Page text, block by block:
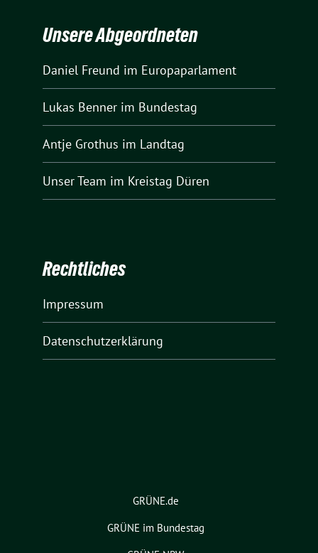
Unsere Abgeordneten
Daniel Freund im Europaparlament
Lukas Benner im Bundestag
Antje Grothus im Landtag
Unser Team im Kreistag Düren
Rechtliches
Impressum
Datenschutzerklärung
GRÜNE.de
GRÜNE im Bundestag